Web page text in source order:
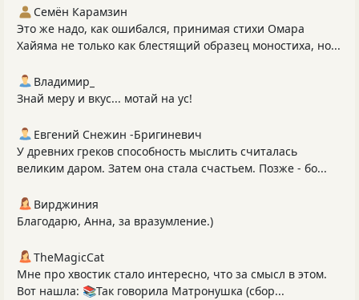
Семён Карамзин
Это же надо, как ошибался, принимая стихи Омара
Хайяма не только как блестящий образец моностиха, но...
Владимир_
Знай меру и вкус... мотай на ус!
Евгений Снежин -Бригиневич
У древних греков способность мыслить считалась
великим даром. Затем она стала счастьем. Позже - бо...
Вирджиния
Благодарю, Анна, за вразумление.)
TheMagicCat
Мне про хвостик стало интересно, что за смысл в этом.
Вот нашла: 📚Так говорила Матронушка (сбор...